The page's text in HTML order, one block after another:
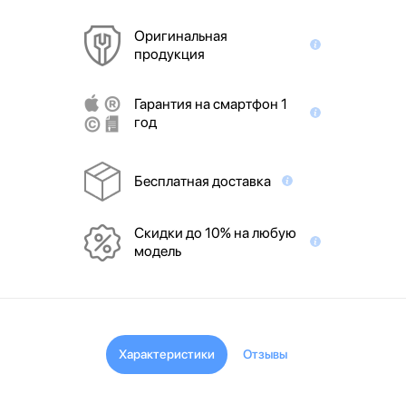
Оригинальная
продукция
Гарантия на смартфон 1
год
Бесплатная доставка
Скидки до 10% на любую
модель
Характеристики Отзывы